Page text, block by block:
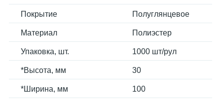
Покрытие Полуглянцевое
Материал Полиэстер
Упаковка, шт. 1000 шт/рул
*Высота, мм 30
*Ширина, мм 100